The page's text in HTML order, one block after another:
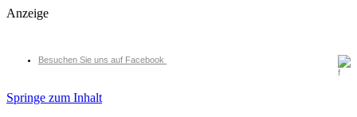
Anzeige
Besuchen Sie uns auf Facebook
Springe zum Inhalt